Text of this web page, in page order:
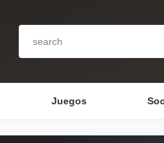
Juegos